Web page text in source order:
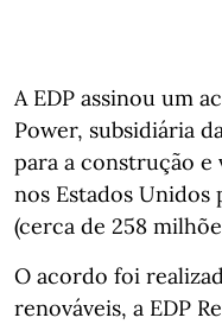
A EDP assinou um
Power, subsidiária
para a construção
nos Estados
(cerca de 258
O acordo foi
renováveis, a EDP